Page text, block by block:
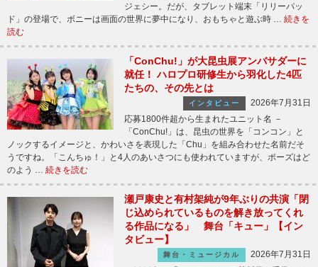
ジェシー。だが、タブレット端末「リリーパッ
ド」の登場で、ボニーは画面の世界に夢中になり、おもちゃと遊ぶ時 … 続きを
読む
「ConChu!」が大昆虫展アンバサダーに
就任！ ハロプロ研修生から羽化した4匹
たちの、その先とは
インタビュー
2026年7月31日
応募1800件超から生まれたユニット名 －
「ConChu!」は、昆虫の世界を「コンコン」と
ノックするイメージと、かわいさを表現した「Chu」を組み合わせた名前だそ
うですね。「こんちゅ！」と4人のあいさつにも使われていますが、ポーズはど
のよう … 続きを読む
瀬戸康史と有村架純が9年ぶりの共演「閉
じ込められているものを解き放ってくれ
る作品になる」 舞台「キュー」【イン
タビュー】
舞台・ミュージカル
2026年7月31日